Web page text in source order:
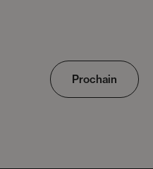
Prochain